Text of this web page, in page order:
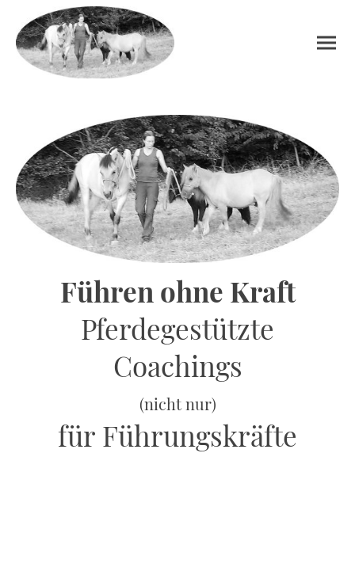
Führen ohne Kraft
Pferdegestützte
Coachings
(nicht nur)
für Führungskräfte